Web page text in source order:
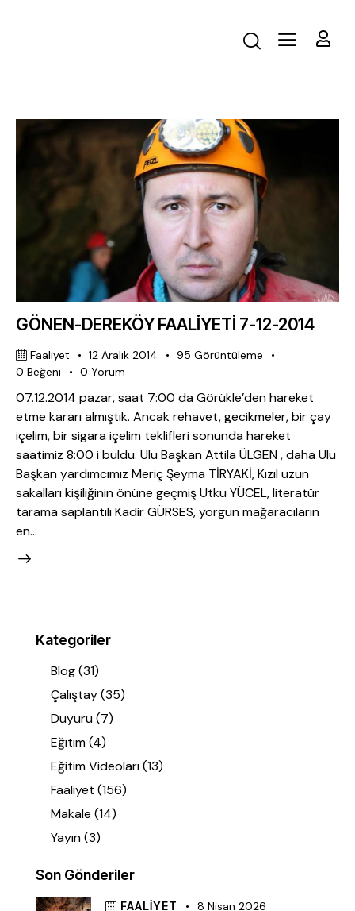
GÖNEN-DEREKÖY FAALİYETİ 7-12-2014
Faaliyet 12 Aralık 2014 95 Görüntüleme
0 Beğeni 0 Yorum
07.12.2014 pazar, saat 7:00 da Görükle’den hareket
etme kararı almıştık. Ancak rehavet, gecikmeler, bir çay
içelim, bir sigara içelim teklifleri sonunda hareket
saatimiz 8:00 i buldu. Ulu Başkan Attila ÜLGEN , daha Ulu
Başkan yardımcımız Meriç Şeyma TİRYAKİ, Kızıl uzun
sakalları kişiliğinin önüne geçmiş Utku YÜCEL, literatür
tarama saplantılı Kadir GÜRSES, yorgun mağaracıların
en…
Kategoriler
Blog(31)
Çalıştay(35)
Duyuru(7)
Eğitim(4)
Eğitim Videoları(13)
Faaliyet (156)
Makale (14)
Yayın(3)
Son Gönderiler
FAALIYET 8 Nisan 2026